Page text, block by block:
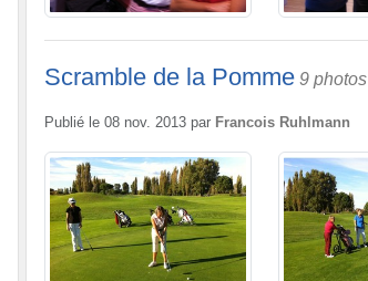
Scramble de la Pomme 9 photos
Publié le 08 nov. 2013 par Francois Ruhlmann